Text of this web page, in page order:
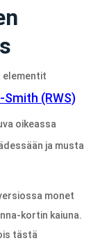
elementit
(RWS)
oikeassa
ja musta
monet
kortin kaiuna.
tästä